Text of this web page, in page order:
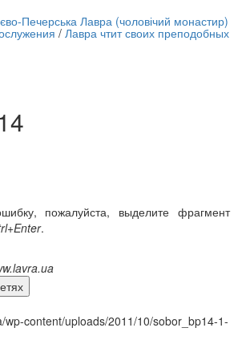
Печерська Лавра (чоловічий монастир)
/ Лавра чтит своих преподобных
пожалуйста, выделите фрагмент
.
wp-content/uploads/2011/10/sobor_bp14-1-